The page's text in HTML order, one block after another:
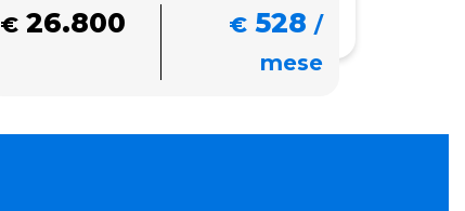
€ 26.800 € 528 /
mese